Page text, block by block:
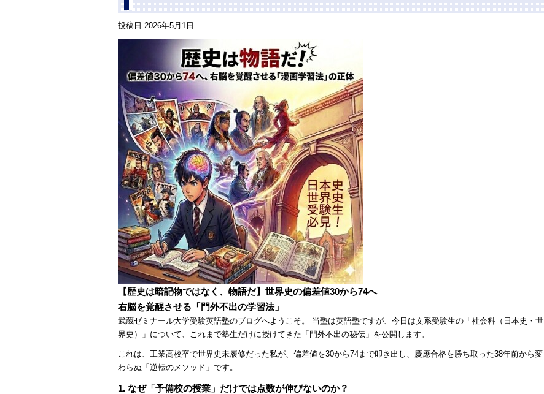
投稿日 2026年5月1日
【歴史は暗記物ではなく、物語だ】世界史の偏差値30から74へ
右脳を覚醒させる「門外不出の学習法」
武蔵ゼミナール大学受験英語塾のブログへようこそ。 当塾は英語塾ですが、今日は文系受験生の「社会科（日本史・世
界史）」について、これまで塾生だけに授けてきた「門外不出の秘伝」を公開します。
これは、工業高校卒で世界史未履修だった私が、偏差値を30から74まで叩き出し、慶應合格を勝ち取った38年前から変
わらぬ「逆転のメソッド」です。
1. なぜ「予備校の授業」だけでは点数が伸びないのか？